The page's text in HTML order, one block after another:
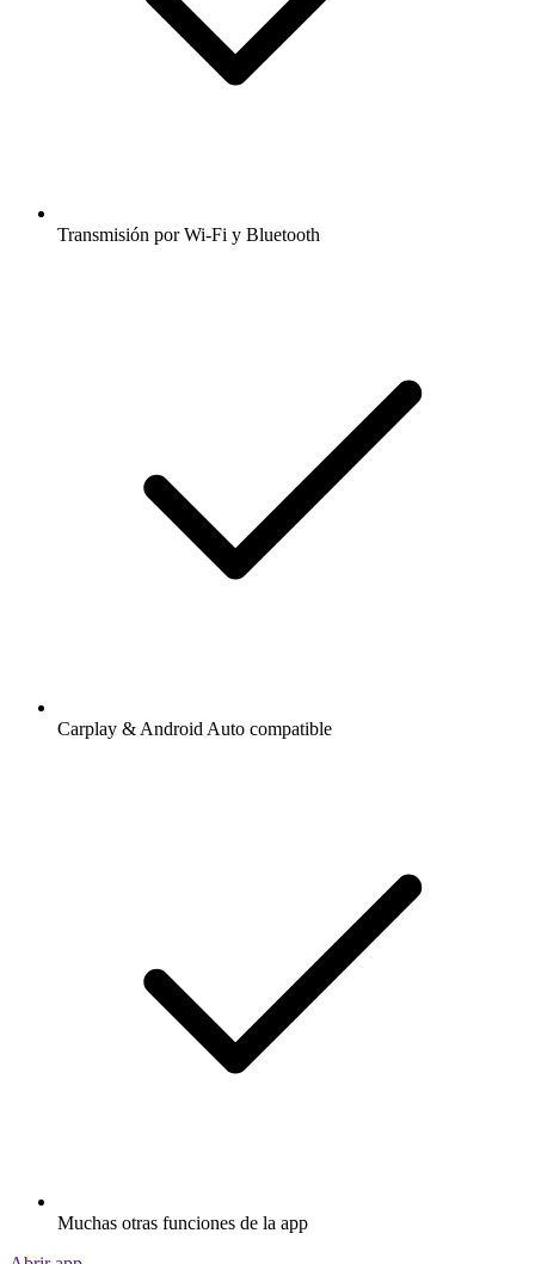
Transmisión por Wi-Fi y Bluetooth
Carplay & Android Auto compatible
Muchas otras funciones de la app